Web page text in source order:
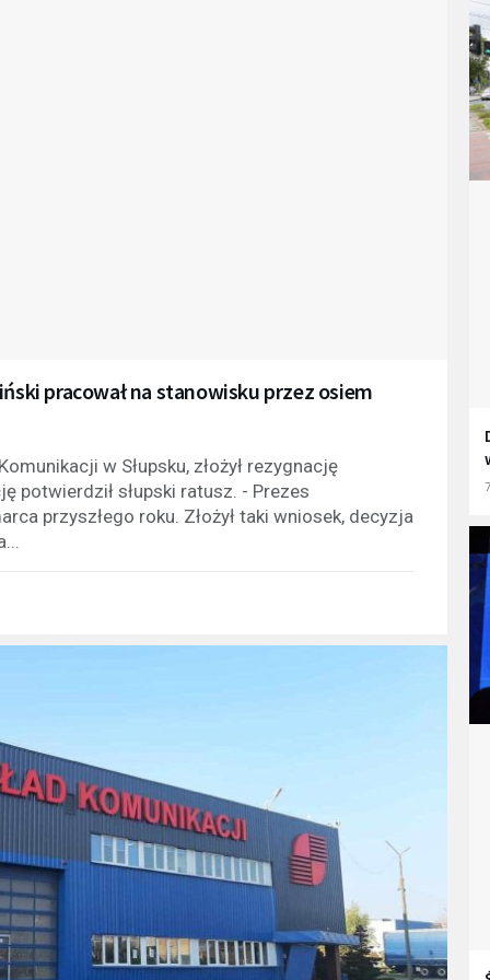
pracował na stanowisku przez osiem
w Słupsku, złożył rezygnację
potwierdził słupski ratusz. - Prezes
przyszłego roku. Złożył taki wniosek, decyzja